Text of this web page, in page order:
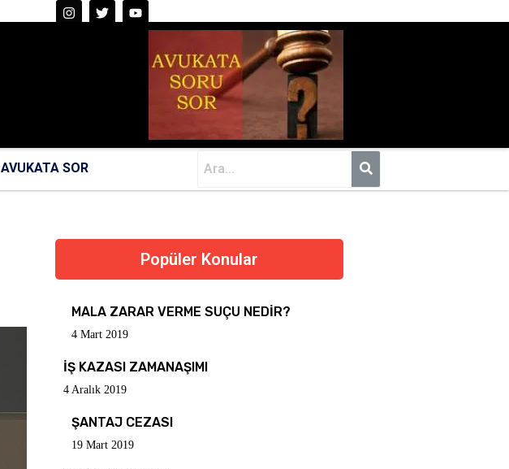
AVUKATA SOR
Popüler Konular
MALA ZARAR VERME SUÇU NEDİR?
4 Mart 2019
İŞ KAZASI ZAMANAŞIMI
4 Aralık 2019
ŞANTAJ CEZASI
19 Mart 2019